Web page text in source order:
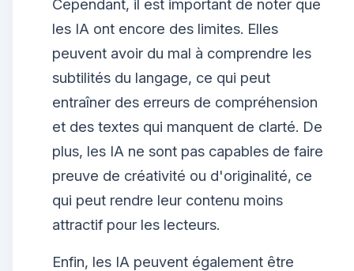
Cependant, il est important de noter que
les IA ont encore des limites. Elles
peuvent avoir du mal à comprendre les
subtilités du langage, ce qui peut
entraîner des erreurs de compréhension
et des textes qui manquent de clarté. De
plus, les IA ne sont pas capables de faire
preuve de créativité ou d'originalité, ce
qui peut rendre leur contenu moins
attractif pour les lecteurs.
Enfin, les IA peuvent également être